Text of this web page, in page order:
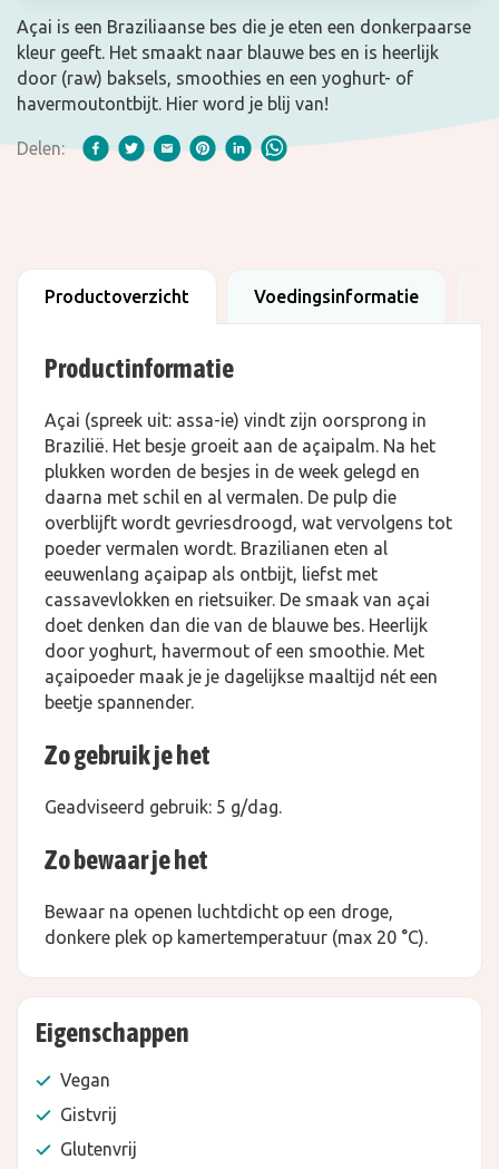
Açai is een Braziliaanse bes die je eten een donkerpaarse
kleur geeft. Het smaakt naar blauwe bes en is heerlijk
door (raw) baksels, smoothies en een yoghurt- of
havermoutontbijt. Hier word je blij van!
Delen:
Productoverzicht Voedingsinformatie
Productinformatie
Açai (spreek uit: assa-ie) vindt zijn oorsprong in
Brazilië. Het besje groeit aan de açaipalm. Na het
plukken worden de besjes in de week gelegd en
daarna met schil en al vermalen. De pulp die
overblijft wordt gevriesdroogd, wat vervolgens tot
poeder vermalen wordt. Brazilianen eten al
eeuwenlang açaipap als ontbijt, liefst met
cassavevlokken en rietsuiker. De smaak van açai
doet denken dan die van de blauwe bes. Heerlijk
door yoghurt, havermout of een smoothie. Met
açaipoeder maak je je dagelijkse maaltijd nét een
beetje spannender.
Zo gebruik je het
Geadviseerd gebruik: 5 g/dag.
Zo bewaar je het
Bewaar na openen luchtdicht op een droge,
donkere plek op kamertemperatuur (max 20 °C).
Eigenschappen
Vegan
Gistvrij
Glutenvrij